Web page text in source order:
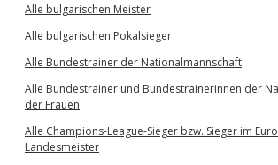
Alle bulgarischen Meister
Alle bulgarischen Pokalsieger
Alle Bundestrainer der Nationalmannschaft
Alle Bundestrainer und Bundestrainerinnen der
der Frauen
Alle Champions-League-Sieger bzw. Sieger im
Landesmeister